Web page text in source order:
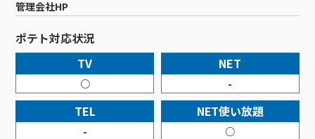
特典・キャンペーン
おトクな割引サービス
リモートコール
回線速度測定
接続・設定⽅法
訪問サポート＆サポートパックサービス料⾦表
メンテナンス・障害情報
ポテトからのプレゼント
イベントカレンダー
講座のご案内
料⾦プラン
NHK衛星受信料団体⼀括⽀払
機器⼀覧
料⾦プラン
Wi-Fiサービス
ポテトホーム防犯カメラ
オプションサービス
インターネットギガシェアプラン
固定電話トップ
基本料⾦・通話料⾦
オプションサービス
auスマートバリュー
auまとめトーク
ポテトスマートフォントップ
料⾦プラン
機種⼀覧
オプションサービス
でんき
でんきトップ
ポラリンでんき×ポテト
ポテトでんき
暮らしを快適にするサービス
暮らしを快適にするサービストップ
ポテトライフメール
メンテナンス
障害情報
管理会社HP
ポテト対応状況
TV
○
NET
-
TEL
-
NET使い放題
○